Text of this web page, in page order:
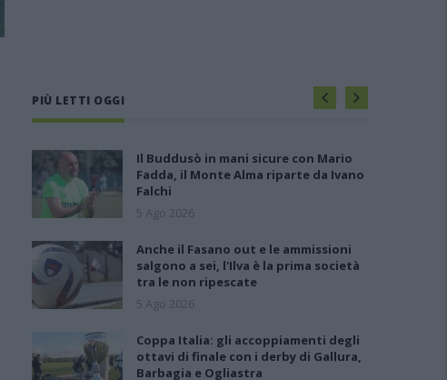
PIÙ LETTI OGGI
Il Buddusò in mani sicure con Mario
Fadda, il Monte Alma riparte da Ivano
Falchi
5 Ago 2026
Anche il Fasano out e le ammissioni
salgono a sei, l'Ilva è la prima società
tra le non ripescate
5 Ago 2026
Coppa Italia: gli accoppiamenti degli
ottavi di finale con i derby di Gallura,
Barbagia e Ogliastra